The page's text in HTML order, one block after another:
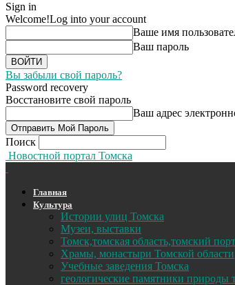
Sign in
Welcome!Log into your account
Ваше имя
Ваш пароль
Вы забыли свой пароль?
Password recovery
Восстановите свой пароль
Ваш адрес
Поиск
Новостной портал Томска
Главная
Культура
Истории улиц Томска
Музеи, выставки
Томск,томская область,томский
Храмы, монастыри Томской области
Учебные заведения Томска
геологические памятники природы